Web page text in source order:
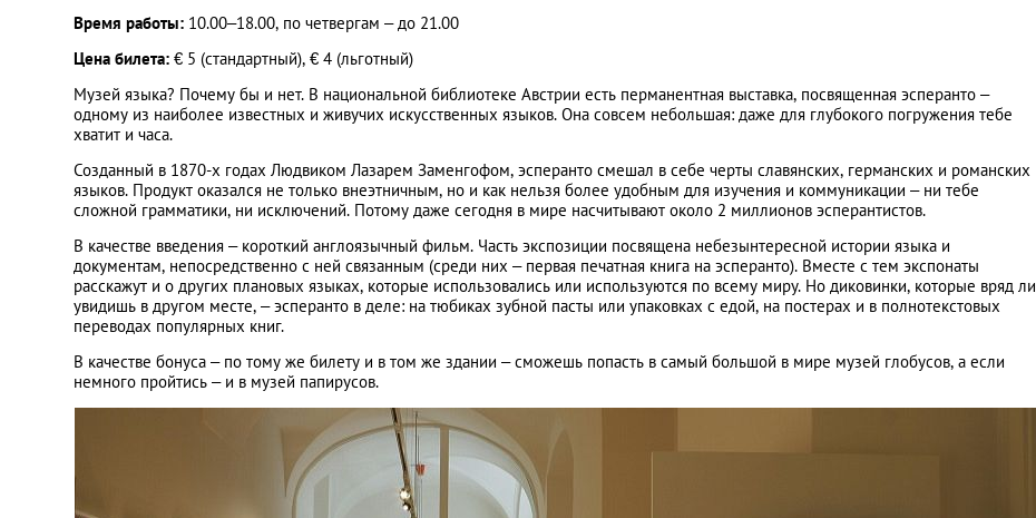
Время работы: 10.00–18.00, по четвергам – до 21.00
Цена билета: € 5 (стандартный), € 4 (льготный)
Музей языка? Почему бы и нет. В национальной библиотеке Австрии есть перманентная выставка, посвященная эсперанто –
одному из наиболее известных и живучих искусственных языков. Она совсем небольшая: даже для глубокого погружения тебе
хватит и часа.
Созданный в 1870-х годах Людвиком Лазарем Заменгофом, эсперанто смешал в себе черты славянских, германских и романских
языков. Продукт оказался не только внеэтничным, но и как нельзя более удобным для изучения и коммуникации – ни тебе
сложной грамматики, ни исключений. Потому даже сегодня в мире насчитывают около 2 миллионов эсперантистов.
В качестве введения – короткий англоязычный фильм. Часть экспозиции посвящена небезынтересной истории языка и
документам, непосредственно с ней связанным (среди них – первая печатная книга на эсперанто). Вместе с тем экспонаты
расскажут и о других плановых языках, которые использовались или используются по всему миру. Но диковинки, которые вряд ли
увидишь в другом месте, – эсперанто в деле: на тюбиках зубной пасты или упаковках с едой, на постерах и в полнотекстовых
переводах популярных книг.
В качестве бонуса – по тому же билету и в том же здании – сможешь попасть в самый большой в мире музей глобусов, а если
немного пройтись – и в музей папирусов.